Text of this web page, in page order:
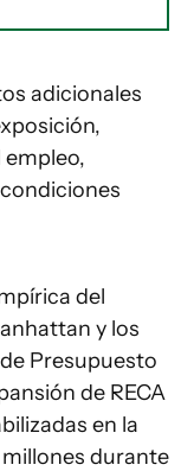
adicionales
del
y los
Presupuesto
de RECA
en la
millones durante